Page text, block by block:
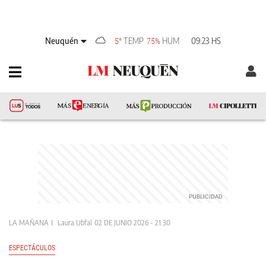
Neuquén 5° TEMP 75% HUM 09:23 HS
LA MAÑANA Laura Ubfal 02 DE JUNIO 2026 - 21:30
ESPECTÁCULOS